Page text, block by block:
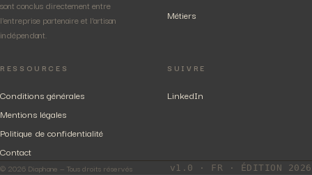
sont conclus directement entre
l'entreprise partenaire et l'artisan
indépendant.
Métiers
RESSOURCES
Conditions générales
Mentions légales
Politique de confidentialité
Contact
SUIVRE
LinkedIn
© 2026 Diaphane — Tous droits réservés v1.0 · FR · ÉDITION 2026